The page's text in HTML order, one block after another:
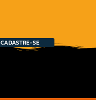
CADASTRE-SE